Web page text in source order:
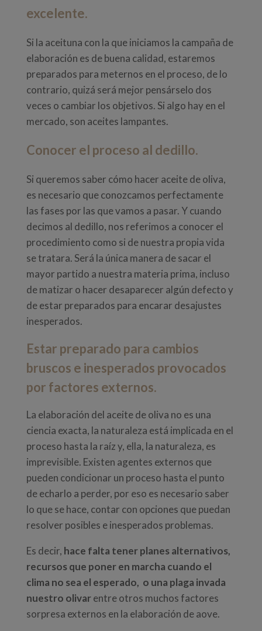
excelente.
Si la aceituna con la que iniciamos la campaña de
elaboración es de buena calidad, estaremos
preparados para meternos en el proceso, de lo
contrario, quizá será mejor pensárselo dos
veces o cambiar los objetivos. Si algo hay en el
mercado, son aceites lampantes.
Conocer el proceso al dedillo.
Si queremos saber cómo hacer aceite de oliva,
es necesario que conozcamos perfectamente
las fases por las que vamos a pasar. Y cuando
decimos al dedillo, nos referimos a conocer el
procedimiento como si de nuestra propia vida
se tratara. Será la única manera de sacar el
mayor partido a nuestra materia prima, incluso
de matizar o hacer desaparecer algún defecto y
de estar preparados para encarar desajustes
inesperados.
Estar preparado para cambios
bruscos e inesperados provocados
por factores externos.
La elaboración del aceite de oliva no es una
ciencia exacta, la naturaleza está implicada en el
proceso hasta la raíz y, ella, la naturaleza, es
imprevisible. Existen agentes externos que
pueden condicionar un proceso hasta el punto
de echarlo a perder, por eso es necesario saber
lo que se hace, contar con opciones que puedan
resolver posibles e inesperados problemas.
Es decir, hace falta tener planes alternativos,
recursos que poner en marcha cuando el
clima no sea el esperado, o una plaga invada
nuestro olivarentre otros muchos factores
sorpresa externos en la elaboración de aove.